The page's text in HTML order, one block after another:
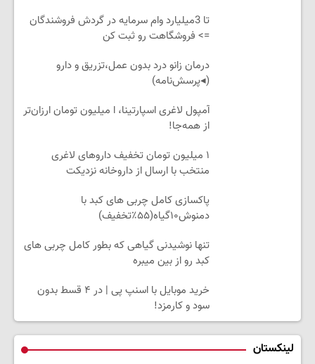
تا 3میلیارد وام سرمایه در گردش فروشندگان
=> فروشگاهت رو ثبت کن
درمان زانو درد بدون عمل،تزریق و دارو
(◂پرسش‌نامه)
آمپول لاغری اسپارتینا، ا میلیون تومان ارزان‌تر
از همه‌جا!
۱ میلیون تومان تخفیف داروهای لاغری
منتخب با ارسال از داروخانه نزدیکت
پاکسازی کامل چربی های کبد با
دمنوش۱۰گیاه(۵۵٪تخفیف)
تنها نوشیدنی گیاهی که بطور کامل چربی های
کبد رو از بین میبره
خرید موبایل با اسنپ پی | در ۴ قسط بدون
سود و کارمزد!
لینکستان